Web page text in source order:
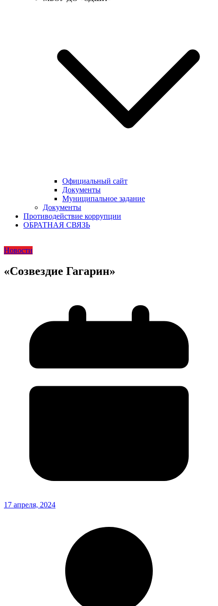
Официальный сайт
Документы
Муниципальное задание
Документы
Противодействие коррупции
ОБРАТНАЯ СВЯЗЬ
Новости
«Созвездие Гагарин»
17 апреля, 2024